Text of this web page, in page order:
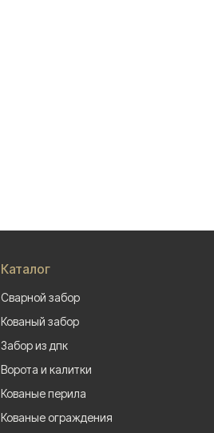
Каталог
Сварной забор
Кованый забор
Забор из дпк
Ворота и калитки
Кованые ограждения
Кованые перила